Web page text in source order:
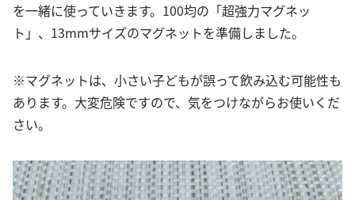
を一緒に使っていきます。100均の「超強力マグネッ
ト」、13mmサイズのマグネットを準備しました。
※マグネットは、小さい子どもが誤って飲み込む可能性も
あります。大変危険ですので、気をつけながらお使いくだ
さい。